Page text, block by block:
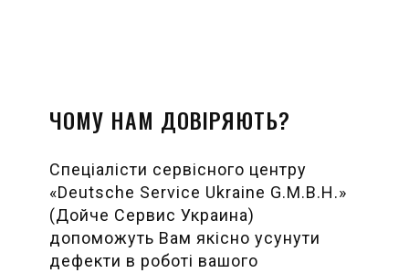
ЧОМУ НАМ ДОВІРЯЮТЬ?
Спеціалісти сервісного центру
«Deutsche Service Ukraine G.M.B.H.»
(Дойче Сервис Украина)
допоможуть Вам якісно усунути
дефекти в роботі вашого